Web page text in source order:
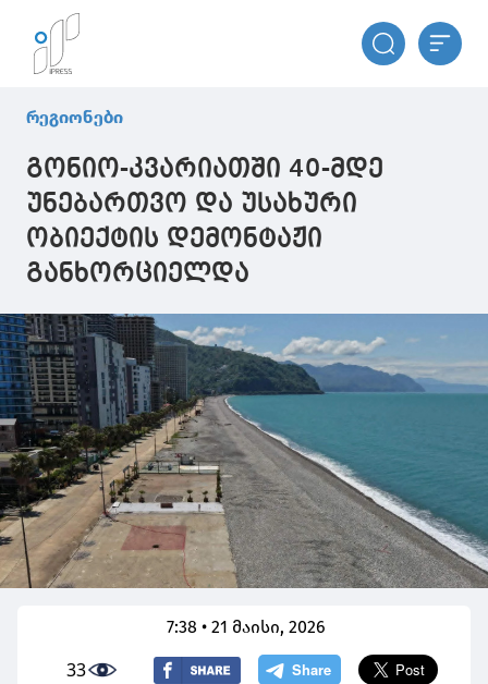
რეგიონები
გონიო-კვარიათში 40-მდე
უნებართვო და უსახური
ობიექტის დემონტაჟი
განხორციელდა
7:38 • 21 მაისი, 2026
33